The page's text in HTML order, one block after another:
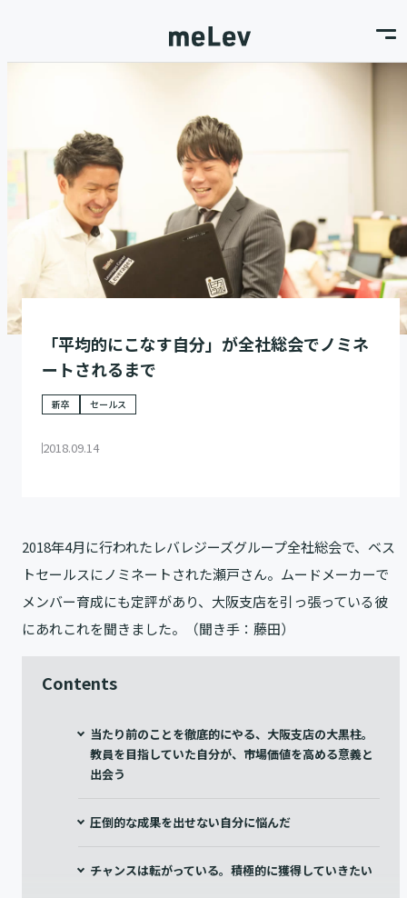
「平均的にこなす自分」が全社総会でノミネ
ートされるまで
新卒 セールス
2018.09.14
2018年4月に行われたレバレジーズグループ全社総会で、ベス
トセールスにノミネートされた瀬戸さん。ムードメーカーで
メンバー育成にも定評があり、大阪支店を引っ張っている彼
にあれこれを聞きました。（聞き手：藤田）
Contents
当たり前のことを徹底的にやる、大阪支店の大黒柱。
教員を目指していた自分が、市場価値を高める意義と
出会う
圧倒的な成果を出せない自分に悩んだ
チャンスは転がっている。積極的に獲得していきたい